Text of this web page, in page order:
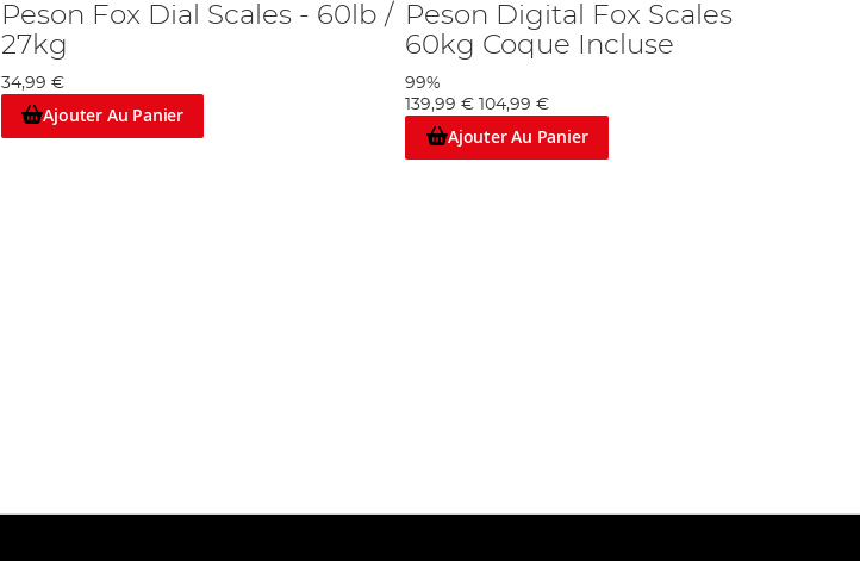
Peson Fox Dial Scales - 60lb /
27kg
34,99 €
Ajouter Au Panier
Peson Digital Fox Scales
60kg Coque Incluse
99%
139,99 €
104,99 €
Ajouter Au Panier